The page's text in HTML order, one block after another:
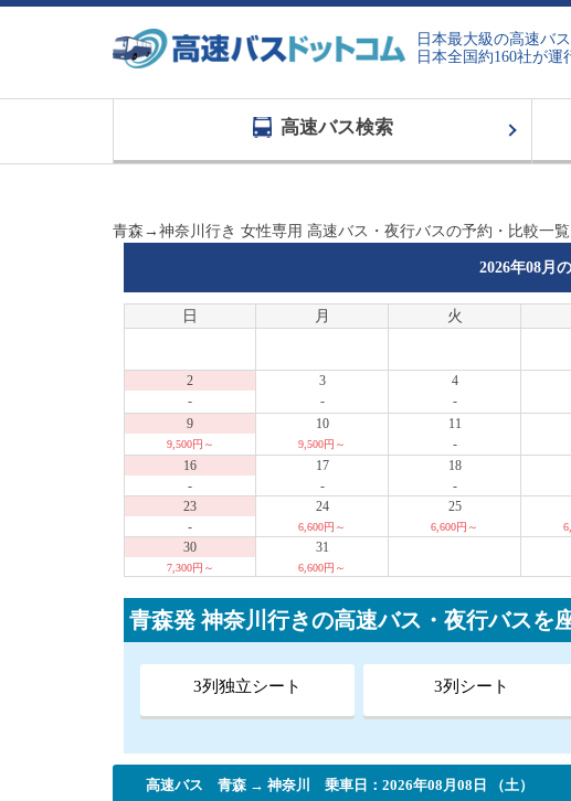
日本最大級の高速バ
日本全国約160社が運
高速バス検索
青森→神奈川行き 女性専用 高速バス・夜行バスの予約・比較一
2026年08月の
日 月 火
2
-
3
-
4
-
9
9,500円～
10
9,500円～
11
-
16
-
17
-
18
-
23
-
24
6,600円～
25
6,600円～
30
7,300円～
31
6,600円～
青森発 神奈川行きの高速バス・夜行バスを
3列独立シート 3列シート
高速バス 青森 → 神奈川 乗車日：2026年08月08日 （土）